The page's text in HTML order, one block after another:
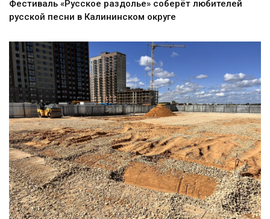
Фестиваль «Русское раздолье» соберёт любителей
русской песни в Калининском округе